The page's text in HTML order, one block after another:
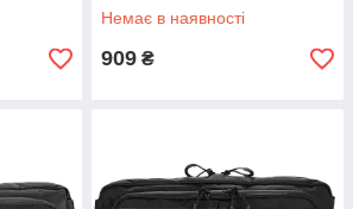
Немає в наявності
909 ₴